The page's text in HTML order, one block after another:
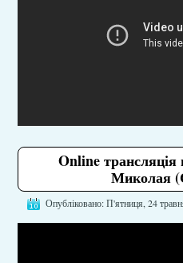
Online
Миколая
Опубліковано: П'ятниця, 24